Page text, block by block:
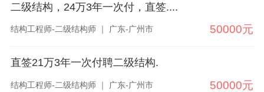
二级结构，24万3年一次付，直签....
结构工程师-二级结构师 ｜ 广东-广州市 50000元
直签21万3年一次付聘二级结构.
结构工程师-二级结构师 ｜ 广东-广州市 50000元